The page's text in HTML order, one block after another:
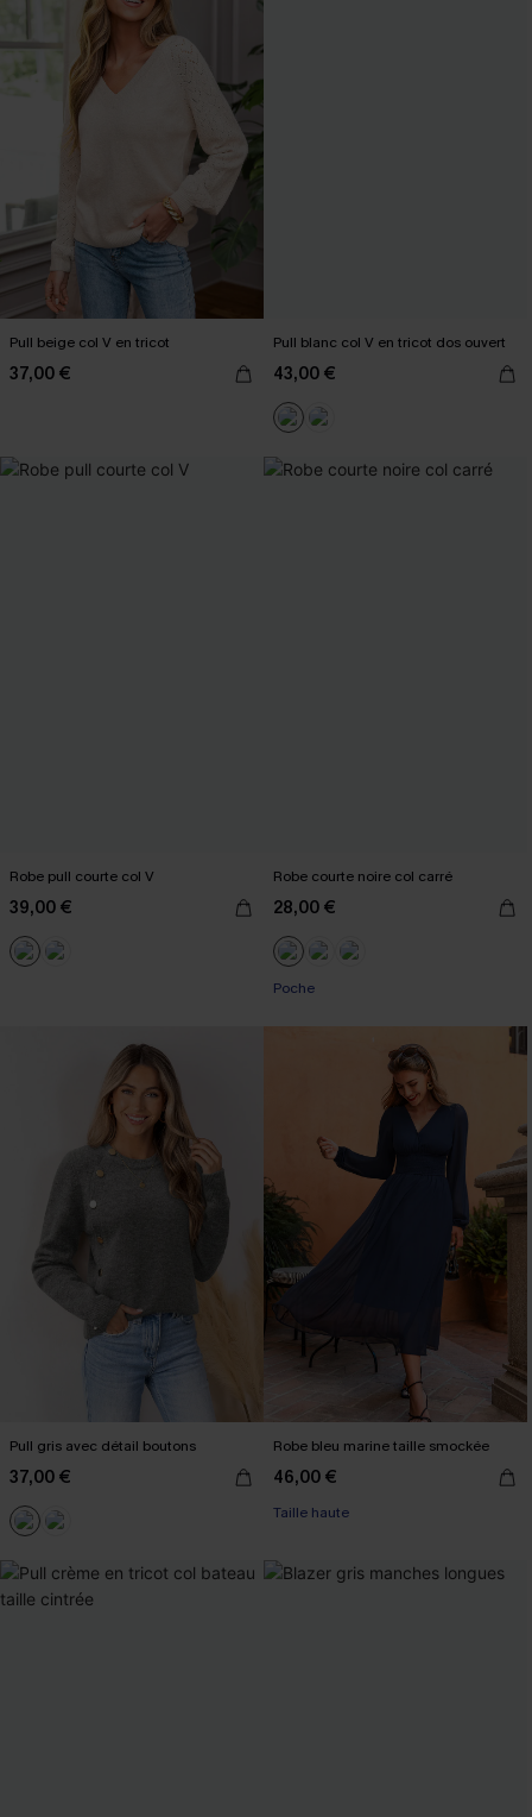
Pull beige col V en tricot
37,00 €
Pull blanc col V en tricot dos ouvert
43,00 €
Robe pull courte col V
39,00 €
Robe courte noire col carré
28,00 €
Poche
Pull gris avec détail boutons
37,00 €
Robe bleu marine taille smockée
46,00 €
Taille haute